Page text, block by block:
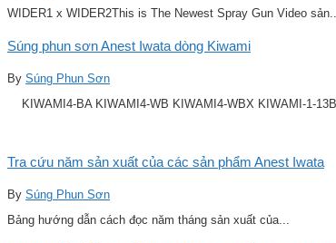
WIDER1 x WIDER2This is The Newest Spray Gun Video
Súng phun sơn Anest Iwata dòng Kiwami
By Súng Phun Sơn
KIWAMI4-BA KIWAMI4-WB KIWAMI4-WBX KIWAMI-1-
Tra cứu năm sản xuất của các sản phẩm Anest Iwata
By Súng Phun Sơn
Bảng hướng dẫn cách đọc năm tháng sản xuất của...